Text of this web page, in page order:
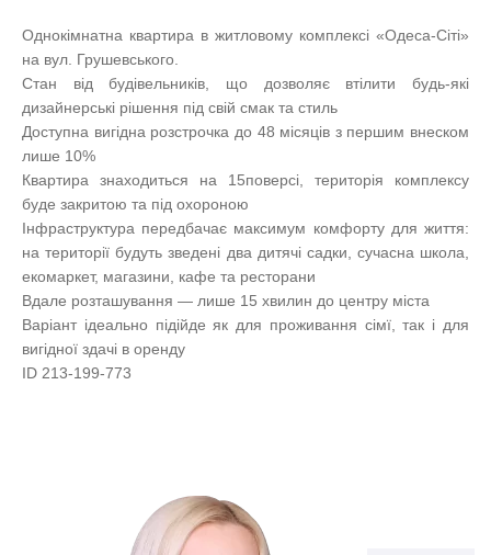
Однокімнатна квартира в житловому комплексі «Одеса-Сіті»
на вул. Грушевського.
Стан від будівельників, що дозволяє втілити будь-які
дизайнерські рішення під свій смак та стиль
Доступна вигідна розстрочка до 48 місяців з першим внеском
лише 10%
Квартира знаходиться на 15поверсі, територія комплексу
буде закритою та під охороною
Інфраструктура передбачає максимум комфорту для життя:
на території будуть зведені два дитячі садки, сучасна школа,
екомаркет, магазини, кафе та ресторани
Вдале розташування — лише 15 хвилин до центру міста
Варіант ідеально підійде як для проживання сімї, так і для
вигідної здачі в оренду
ID 213-199-773